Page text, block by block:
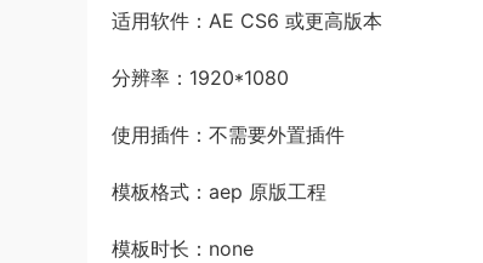
适用软件：AE CS6 或更高版本
分辨率：1920*1080
使用插件：不需要外置插件
模板格式：aep 原版工程
模板时长：none